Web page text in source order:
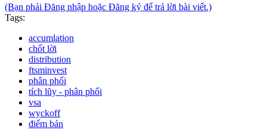
(Bạn phải Đăng nhập hoặc Đăng ký để trả lời bài viết.)
Tags:
accumlation
chốt lời
distribution
ftsminvest
phân phối
tích lũy - phân phối
vsa
wyckoff
điểm bán